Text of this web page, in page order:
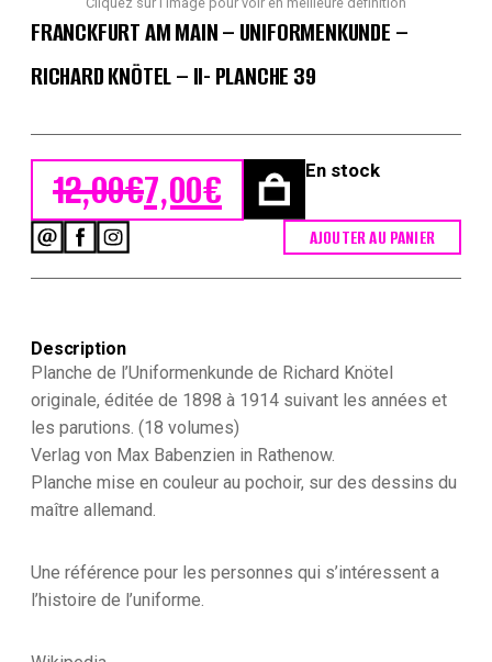
FRANCKFURT AM MAIN – UNIFORMENKUNDE –
RICHARD KNÖTEL – II- PLANCHE 39
12,00€
Le prix initial était : 12,00€.
7,00€
Le prix actuel est : 7,00€.
En stock
Uniformenkunde
-
Richard
Knötel
-
II-
39
AJOUTER AU PANIER
Description
Planche de l’Uniformenkunde de Richard Knötel
originale, éditée de 1898 à 1914 suivant les années et
les parutions. (18 volumes)
Verlag von Max Babenzien in Rathenow.
Planche mise en couleur au pochoir, sur des dessins du
maître allemand.
Une référence pour les personnes qui s’intéressent a
l’histoire de l’uniforme.